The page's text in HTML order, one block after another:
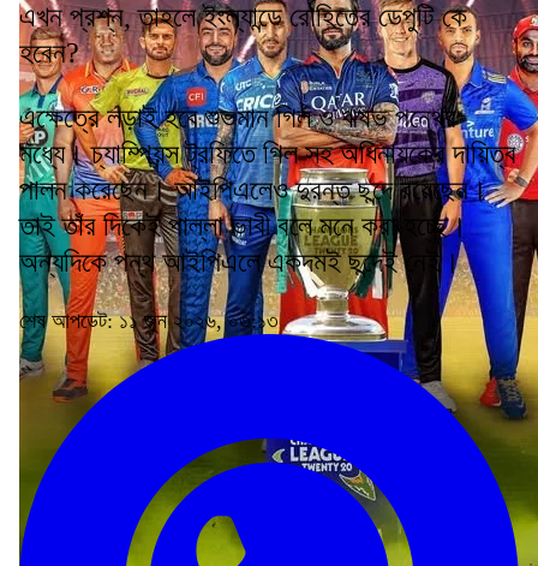
এখন প্রশ্ন, তাহলে ইংল্যান্ডে রোহিতের ডেপুটি কে
হবেন?
এক্ষেত্রে লড়াই হবে শুভমান গিল ও ঋষভ পন্থের
মধ্যে। চ্যাম্পিয়ন্স ট্রফিতে গিল সহ অধিনায়কের দায়িত্ব
পালন করেছেন। আইপিএলেও দুরন্ত ছন্দে রয়েছেন।
তাই তাঁর দিকেই পাল্লা ভাবী বলে মনে করা হচ্ছে।
অন্যদিকে পন্থ আইপিএলে একদমই ছন্দেই নেই।
শেষ আপডেট: ১১ জুন ২০২৬, ০৩:১৩